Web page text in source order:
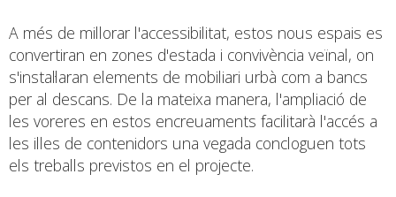
A més de millorar l'accessibilitat, estos nous espais es
convertiran en zones d'estada i convivència veïnal, on
s'instal·laran elements de mobiliari urbà com a bancs
per al descans. De la mateixa manera, l'ampliació de
les voreres en estos encreuaments facilitarà l'accés a
les illes de contenidors una vegada concloguen tots
els treballs previstos en el projecte.